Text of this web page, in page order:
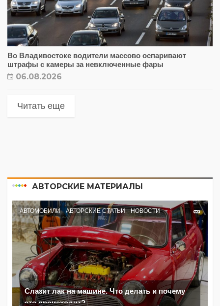
Во Владивостоке водители массово оспаривают
штрафы с камеры за невключенные фары
06.08.2026
Читать еще
АВТОРСКИЕ МАТЕРИАЛЫ
АВТОМОБИЛИ АВТОРСКИЕ СТАТЬИ НОВОСТИ
Слазит лак на машине. Что делать и почему
это происходит?